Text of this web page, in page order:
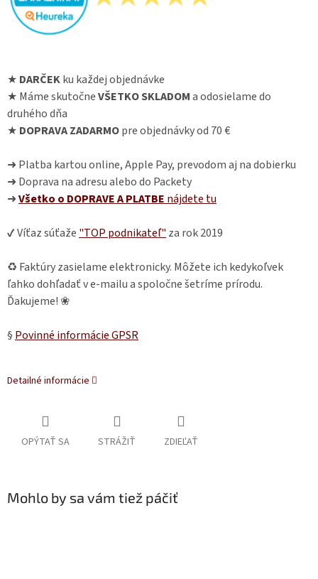
★ DARČEKku každej objednávke
★ Máme skutočneVŠETKO SKLADOMa odosielame do
druhého dňa
★ DOPRAVA ZADARMOpre objednávky od 70 €
➜ Platba kartou online, Apple Pay, prevodom aj na dobierku
➜ Doprava na adresu alebo do Packety
➜Všetko o DOPRAVE A PLATBE nájdete tu
✔ Víťaz súťaže "TOP podnikateľ" za rok 2019
♻ Faktúry zasielame elektronicky. Môžete ich kedykoľvek
ľahko dohľadať v e-mailu a spoločne šetríme prírodu.
Ďakujeme! ❀
§ Povinné informácie GPSR
Detailné informácie
OPÝTAŤ SA STRÁŽIŤ ZDIEĽAŤ
Mohlo by sa vám tiež páčiť